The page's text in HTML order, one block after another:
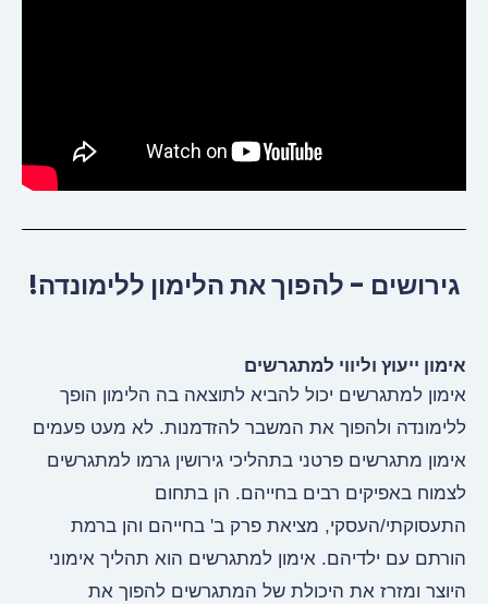
גירושים - להפוך את הלימון ללימונדה!
אימון ייעוץ וליווי למתגרשים
אימון למתגרשים יכול להביא לתוצאה בה הלימון הופך
ללימונדה ולהפוך את המשבר להזדמנות. לא מעט פעמים
אימון מתגרשים פרטני בתהליכי גירושין גרמו למתגרשים
לצמוח באפיקים רבים בחייהם. הן בתחום
התעסוקתי/העסקי, מציאת פרק ב' בחייהם והן ברמת
הורתם עם ילדיהם. אימון למתגרשים הוא תהליך אימוני
היוצר ומזרז את היכולת של המתגרשים להפוך את